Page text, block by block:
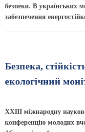
безпеки. В українських
забезпечення
Безпека,
екологічний
XXIII міжнародну
конференцію молодих